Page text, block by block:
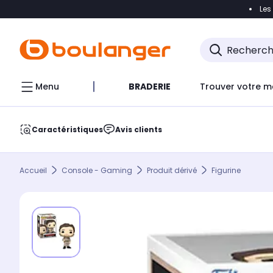
Accéder
Menu BRADERIE Trouver votre
Caractéristiques Avis clients
Accueil Console - Gaming Produit dérivé Figurine